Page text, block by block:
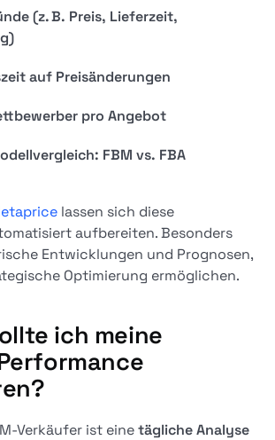
(z. B. Preis, Lieferzeit,
auf Preisänderungen
pro Angebot
FBM vs. FBA
lassen sich diese
aufbereiten. Besonders
Entwicklungen und Prognosen,
Optimierung ermöglichen.
ich meine
Verkäufer ist einetägliche Analyse